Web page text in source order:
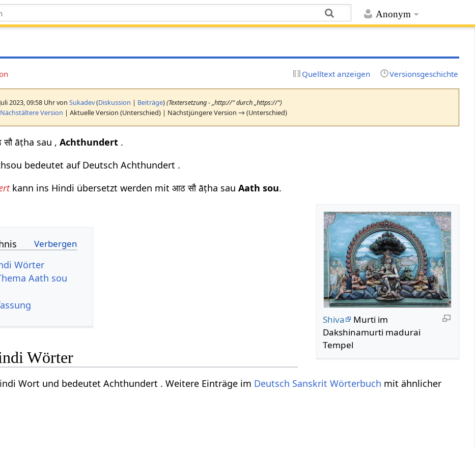
Anonym
Quelltext anzeigen Versionsgeschichte
2023, 09:58 Uhr vonSukadev(Diskussion | Beiträge)(Textersetzung - „http://“ durch „https://“)
Version | Aktuelle Version (Unterschied) | Nächstjüngere Version → (Unterschied)
āṭha sau ,Achthundert .
bedeutet auf Deutsch Achthundert .
kann ins Hindi übersetzt werden mit आठ सौ āṭha sauAath sou.
Shiva
Murti im
Dakshinamurti madurai
Tempel
Wörter
Aath sou
Wörter
Wort und bedeutet Achthundert . Weitere Einträge im Deutsch Sanskrit Wörterbuch mit ähnlicher